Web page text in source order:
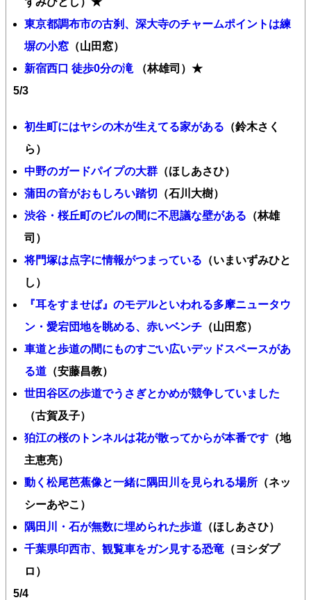
東京都調布市の古刹、深大寺のチャームポイントは練
塀の小窓 （山田窓）
新宿西口 徒歩0分の滝
（林雄司）★
5/3
初生町にはヤシの木が生えてる家がある （鈴木さく
ら）
中野のガードパイプの大群 （ほしあさひ）
蒲田の音がおもしろい踏切
（石川大樹）
渋谷・桜丘町のビルの間に不思議な壁がある （林雄
司）
将門塚は点字に情報がつまっている （いまいずみひと
し）
『耳をすませば』のモデルといわれる多摩ニュータウ
ン・愛宕団地を眺める、赤いベンチ （山田窓）
車道と歩道の間にものすごい広いデッドスペースがあ
る道 （安藤昌教）
世田谷区の歩道でうさぎとかめが競争していました
（古賀及子）
狛江の桜のトンネルは花が散ってからが本番です （地
主恵亮）
動く松尾芭蕉像と一緒に隅田川を見られる場所 （ネッ
シーあやこ）
隅田川・石が無数に埋められた歩道 （ほしあさひ）
千葉県印西市、観覧車をガン見する恐竜 （ヨシダプ
ロ）
5/4